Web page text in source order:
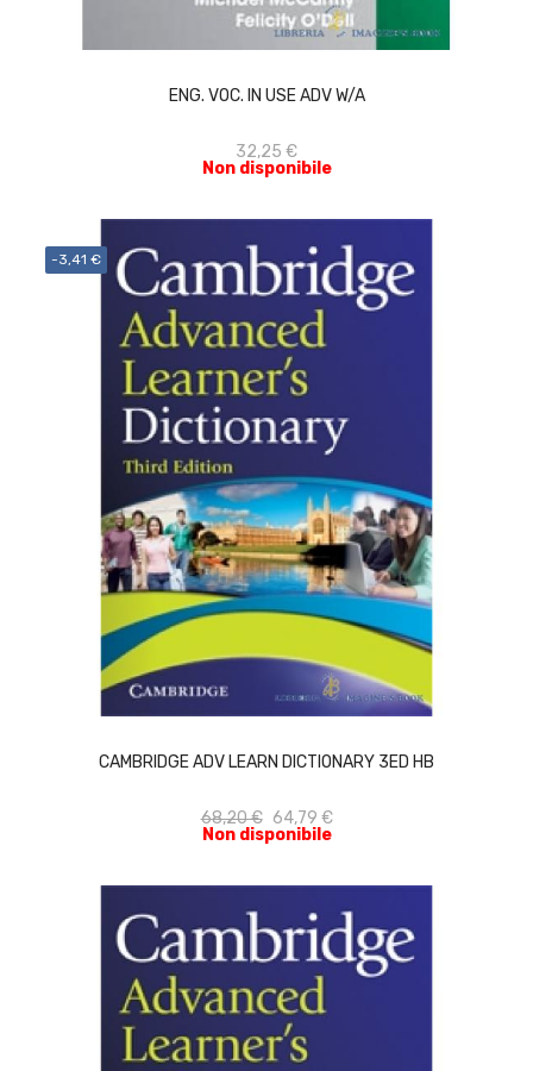
ENG. VOC. IN USE ADV W/A
32,25 €
Non disponibile
-3,41 €
CAMBRIDGE ADV LEARN DICTIONARY 3ED HB
68,20 € 64,79 €
Non disponibile